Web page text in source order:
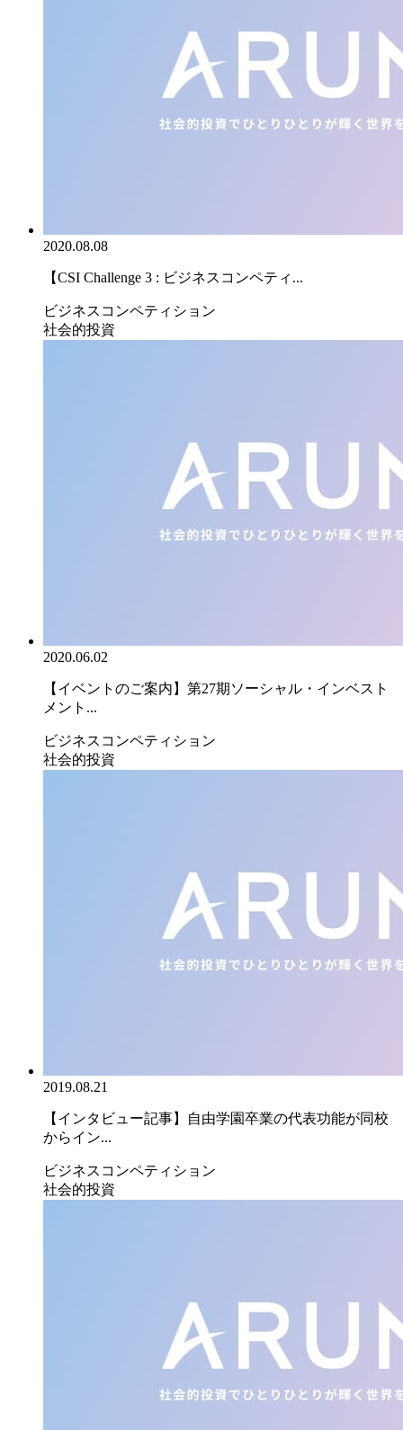
2020.08.08
【CSI Challenge 3 : ビジネスコンペティ...
ビジネスコンペティション
社会的投資
2020.06.02
【イベントのご案内】第27期ソーシャル・インベスト
メント...
ビジネスコンペティション
社会的投資
2019.08.21
【インタビュー記事】自由学園卒業の代表功能が同校
からイン...
ビジネスコンペティション
社会的投資